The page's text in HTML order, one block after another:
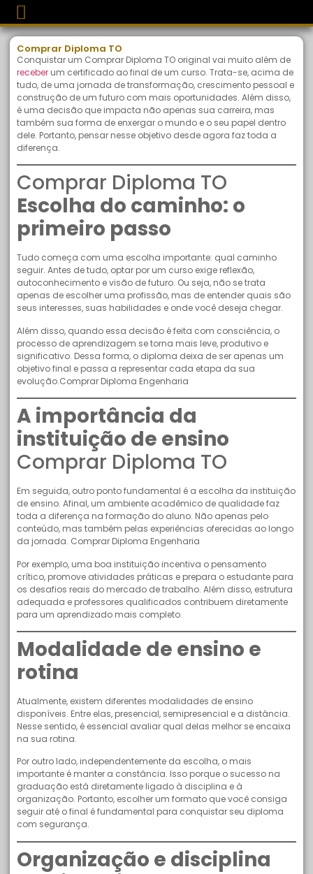
Comprar Diploma TO
Conquistar um Comprar Diploma TO original vai muito além de
receber um certificado ao final de um curso. Trata-se, acima de
tudo, de uma jornada de transformação, crescimento pessoal e
construção de um futuro com mais oportunidades. Além disso,
é uma decisão que impacta não apenas sua carreira, mas
também sua forma de enxergar o mundo e o seu papel dentro
dele. Portanto, pensar nesse objetivo desde agora faz toda a
diferença.
Comprar Diploma TO
Escolha do caminho: o
primeiro passo
Tudo começa com uma escolha importante: qual caminho
seguir. Antes de tudo, optar por um curso exige reflexão,
autoconhecimento e visão de futuro. Ou seja, não se trata
apenas de escolher uma profissão, mas de entender quais são
seus interesses, suas habilidades e onde você deseja chegar.
Além disso, quando essa decisão é feita com consciência, o
processo de aprendizagem se torna mais leve, produtivo e
significativo. Dessa forma, o diploma deixa de ser apenas um
objetivo final e passa a representar cada etapa da sua
evolução.Comprar Diploma Engenharia
A importância da
instituição de ensino
Comprar Diploma TO
Em seguida, outro ponto fundamental é a escolha da instituição
de ensino. Afinal, um ambiente acadêmico de qualidade faz
toda a diferença na formação do aluno. Não apenas pelo
conteúdo, mas também pelas experiências oferecidas ao longo
da jornada. Comprar Diploma Engenharia
Por exemplo, uma boa instituição incentiva o pensamento
crítico, promove atividades práticas e prepara o estudante para
os desafios reais do mercado de trabalho. Além disso, estrutura
adequada e professores qualificados contribuem diretamente
para um aprendizado mais completo.
Modalidade de ensino e
rotina
Atualmente, existem diferentes modalidades de ensino
disponíveis. Entre elas, presencial, semipresencial e a distância.
Nesse sentido, é essencial avaliar qual delas melhor se encaixa
na sua rotina.
Por outro lado, independentemente da escolha, o mais
importante é manter a constância. Isso porque o sucesso na
graduação está diretamente ligado à disciplina e à
organização. Portanto, escolher um formato que você consiga
seguir até o final é fundamental para conquistar seu diploma
com segurança.
Organização e disciplina